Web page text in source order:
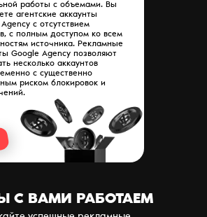
работы с объемами. Вы
агентские аккаунты
с отсутствием
с полным доступом ко всем
источника. Рекламные
Google Agency позволяют
несколько аккаунтов
с существенно
риском блокировок и
С ВАМИ РАБОТАЕМ